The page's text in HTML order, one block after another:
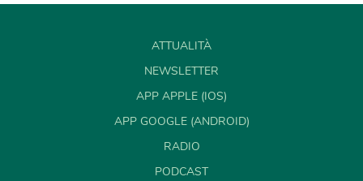
ATTUALITÀ
NEWSLETTER
APP APPLE (IOS)
APP GOOGLE (ANDROID)
RADIO
PODCAST